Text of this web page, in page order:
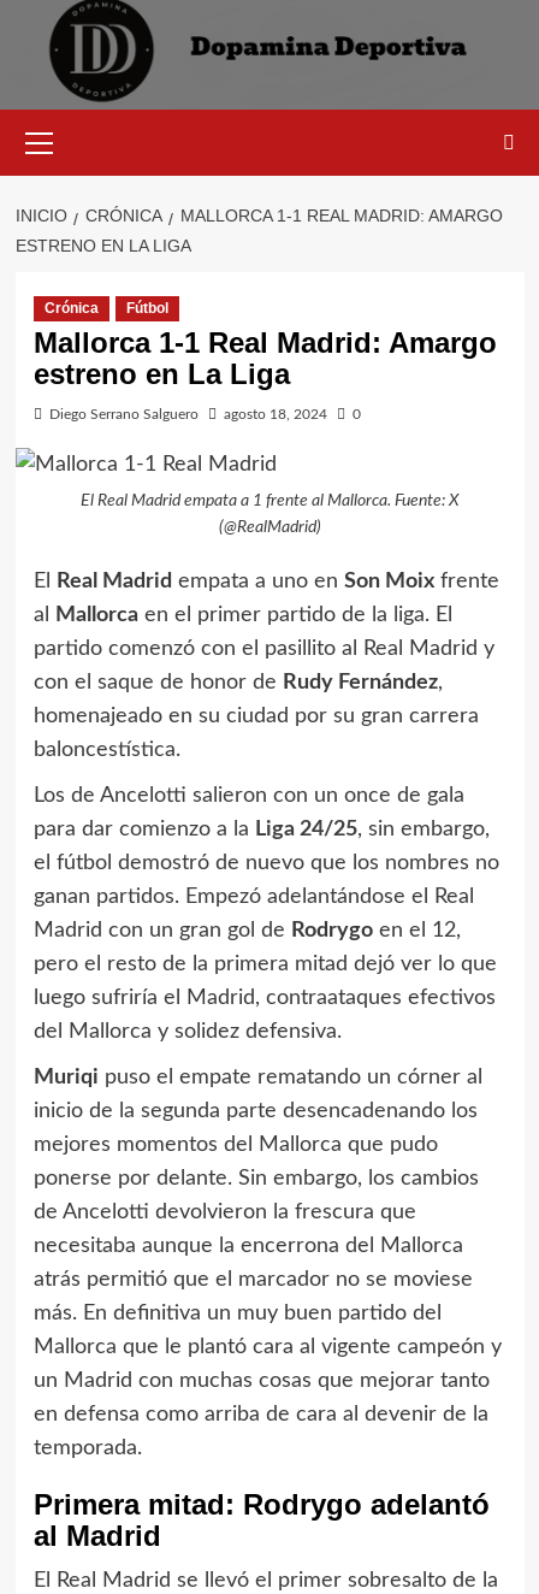
contenido
primario
INICIO CRÓNICA
MALLORCA 1-1 REAL MADRID: AMARGO
ESTRENO EN LA LIGA
Crónica Fútbol
Mallorca 1-1 Real Madrid: Amargo
estreno en La Liga
Diego Serrano Salguero agosto 18, 2024 0
El Real Madrid empata a 1 frente al Mallorca. Fuente: X
(@RealMadrid)
El Real Madrid empata a uno en Son Moixfrente
al
Mallorcaen el primer partido de la liga. El
partido comenzó con el pasillito al Real Madrid y
con el saque de honor de Rudy Fernández,
homenajeado en su ciudad por su gran carrera
baloncestística.
Los de Ancelotti salieron con un once de gala
para dar comienzo a la Liga 24/25, sin embargo,
el fútbol demostró de nuevo que los nombres no
ganan partidos. Empezó adelantándose el Real
Madrid con un gran gol de Rodrygoen el 12,
pero el resto de la primera mitad dejó ver lo que
luego sufriría el Madrid, contraataques efectivos
del Mallorca y solidez defensiva.
Muriqi puso el empate rematando un córner al
inicio de la segunda parte desencadenando los
mejores momentos del Mallorca que pudo
ponerse por delante. Sin embargo, los cambios
de Ancelotti devolvieron la frescura que
necesitaba aunque la encerrona del Mallorca
atrás permitió que el marcador no se moviese
más. En definitiva un muy buen partido del
Mallorca que le plantó cara al vigente campeón y
un Madrid con muchas cosas que mejorar tanto
en defensa como arriba de cara al devenir de la
temporada.
Primera mitad: Rodrygo adelantó
al Madrid
El Real Madrid se llevó el primer sobresalto de la